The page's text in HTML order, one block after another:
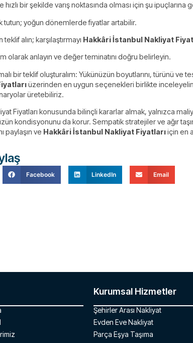
bir şekilde varış noktasında olması için şu ipuçlarına
tutun; yoğun dönemlerde fiyatlar artabilir.
alın; karşılaştırmayı Hakkâri İstanbul Nakliyat
olarak anlayın ve değer teminatını doğru belirleyin.
bir teklif oluşturalım: Yükünüzün boyutlarını, türünü ve
üzerinden en uygun seçenekleri birlikte
üretebiliriz.
Fiyatları konusunda bilinçli kararlar almak, yalnızca
kondisyonunu da korur. Sempatik stratejiler ve ağır
paylaşın ve Hakkâri İstanbul Nakliyat Fiyatlarıiçin en
Facebook LinkedIn Email
Kurumsal Hizmetler
Şehirler Arası Nakliyat
Evden Eve Nakliyat
Parça Eşya Taşıma